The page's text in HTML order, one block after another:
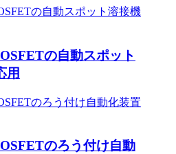
の自動スポット
用
のろう付け自動